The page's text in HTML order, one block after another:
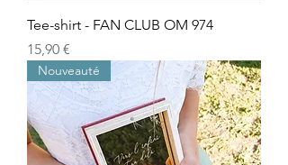
Tee-shirt - FAN CLUB OM 974
Prix
15,90 €
Nouveauté